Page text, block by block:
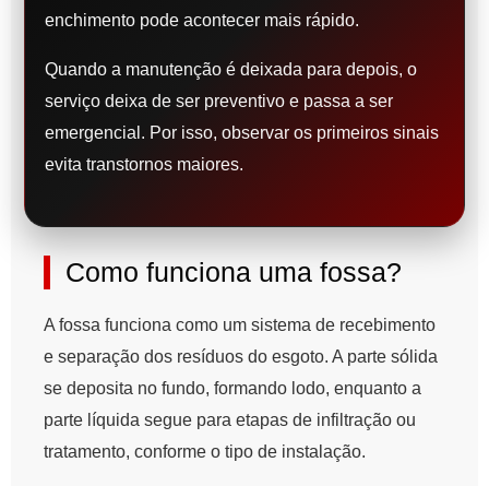
enchimento pode acontecer mais rápido.
Quando a manutenção é deixada para depois, o
serviço deixa de ser preventivo e passa a ser
emergencial. Por isso, observar os primeiros sinais
evita transtornos maiores.
Como funciona uma fossa?
A fossa funciona como um sistema de recebimento
e separação dos resíduos do esgoto. A parte sólida
se deposita no fundo, formando lodo, enquanto a
parte líquida segue para etapas de infiltração ou
tratamento, conforme o tipo de instalação.